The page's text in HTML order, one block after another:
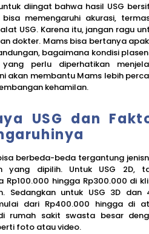
diingat bahwa hasil USG
memengaruhi akurasi,
USG. Karena itu, jangan ragu
dokter. Mams bisa bertanya
bagaimana kondisi
perlu diperhatikan
akan membantu Mams lebih
kehamilan.
USG dan
berbeda-beda tergantung
yang dipilih. Untuk USG 2D,
Rp100.000 hingga Rp300.000 di
Sedangkan untuk USG 3D dan
dari Rp400.000 hingga di
rumah sakit swasta besar
foto atau video.